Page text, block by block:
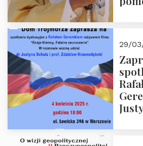
29/